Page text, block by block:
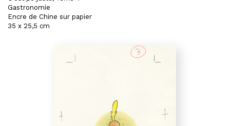
Gastronomie
Encre de Chine sur papier
35 x 25,5 cm